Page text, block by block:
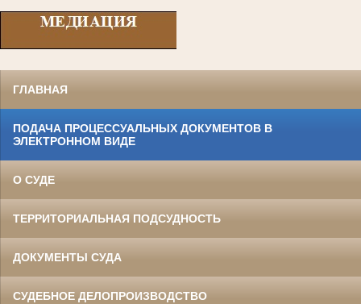
ГЛАВНАЯ
ПОДАЧА ПРОЦЕССУАЛЬНЫХ ДОКУМЕНТОВ В
ЭЛЕКТРОННОМ ВИДЕ
О СУДЕ
ТЕРРИТОРИАЛЬНАЯ ПОДСУДНОСТЬ
ДОКУМЕНТЫ СУДА
СУДЕБНОЕ ДЕЛОПРОИЗВОДСТВО